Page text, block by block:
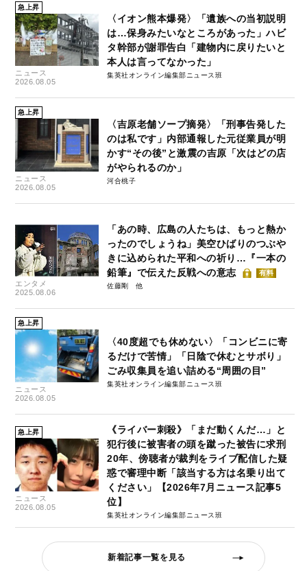
急上昇
ニュース
2026.08.05
〈イオン熊本爆発〉「遺族への当初説明
は…保身みたいなところがあった」ハビ
タ幹部が謝罪告白「建物内に戻りたいと
本人は言ってなかった」
集英社オンライン編集部ニュース班
急上昇
ニュース
2026.08.05
〈吉原老舗ソープ摘発〉「刑事告発した
のは私です」内部通報した元従業員が明
かす“その後”と激震の吉原「次はどの店
がやられるのか」
河合桃子
エンタメ
2025.08.06
「あの時、広島の人たちは、もっと熱か
ったのでしょうね」美空ひばりのつぶや
きに込められた平和への祈り…『一本の
鉛筆』で伝えた反戦への意志
有料
佐藤剛
急上昇
ニュース
2026.08.05
〈40度超でも休めない〉「コンビニに寄
るだけで苦情」「日陰で休むとサボり」
ごみ収集員を追い詰める“周囲の目”
集英社オンライン編集部ニュース班
急上昇
ニュース
2026.08.05
《ライバー刺殺》「まだ動くんだ…」と
犯行後に被害者の頭を蹴った被告に求刑
20年、傍聴者が裁判をライブ配信した疑
惑で審理中断「該当する方は名乗り出て
ください」【2026年7月ニュース記事5
位】
集英社オンライン編集部ニュース班
新着記事一覧を見る